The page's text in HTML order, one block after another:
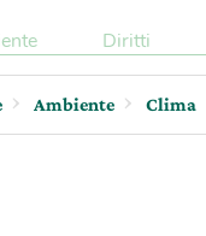
Diritti
Ambiente Clima